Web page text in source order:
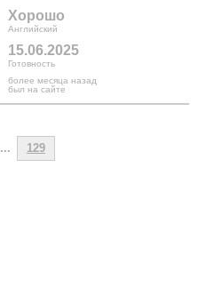
Хорошо
Английский
15.06.2025
Готовность
более месяца назад
был на сайте
... 129